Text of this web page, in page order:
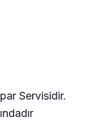
Servisidir.